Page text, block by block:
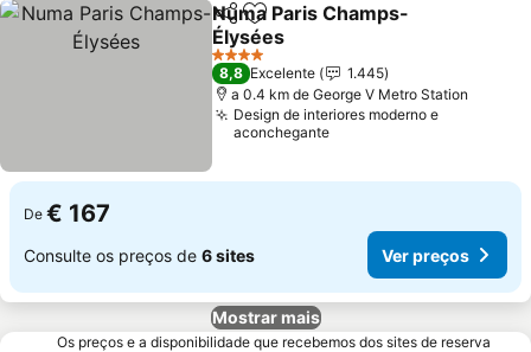
PartilharAdicionar aos favoritos
Numa Paris Champs-
Élysées
4 Estrelas
8,8 Excelente
1.445
a 0.4 km de George V Metro Station
Design de interiores moderno e
aconchegante
De € 167
Consulte os preços de 6 sites Ver preços
Mostrar mais
Os preços e a disponibilidade que recebemos dos sites de reserva